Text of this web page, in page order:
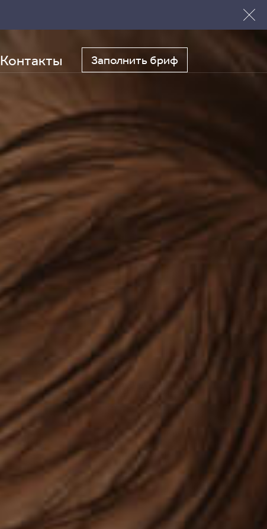
Контакты Заполнить бриф